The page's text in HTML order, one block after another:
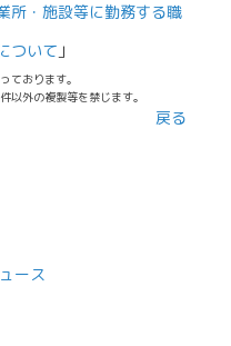
所・施設等に勤務する職
ついて 」
ております。
以外の複製等を禁じます。
戻る
ース